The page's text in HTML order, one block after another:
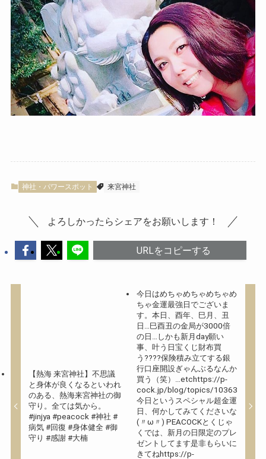
神社・パワースポット 来宮神社
よろしかったらシェアをお願いします！
URLをコピーする
【熱海 来宮神社】不思議
と身体が良くなるといわれ
のある、熱海来宮神社の御
守り。全ては気から。
#jinjya #peacock #神社 #
病気 #回復 #身体健全 #御
守り #感謝 #大楠
今日はめちゃめちゃめちゃめ
ちゃ金運最強日でございま
す。本日、酉年、巳月、丑
日…巳酉丑の金局が3000倍
の日…しかも新月day️願い
事、叶う日宝くじ財布買
う????保険積み立てする銀
行口座開設ぎゃんぶるなんか
買う（笑）…etchttps://p-
cock.jp/blog/topics/10363
今日というスペシャル超金運
日、何かしてみてくださいな
(〃ω〃) PEACOCKとくじゃ
くでは、新月の日限定のプレ
ゼントしてます是非もらいに
きてねhttps://p-